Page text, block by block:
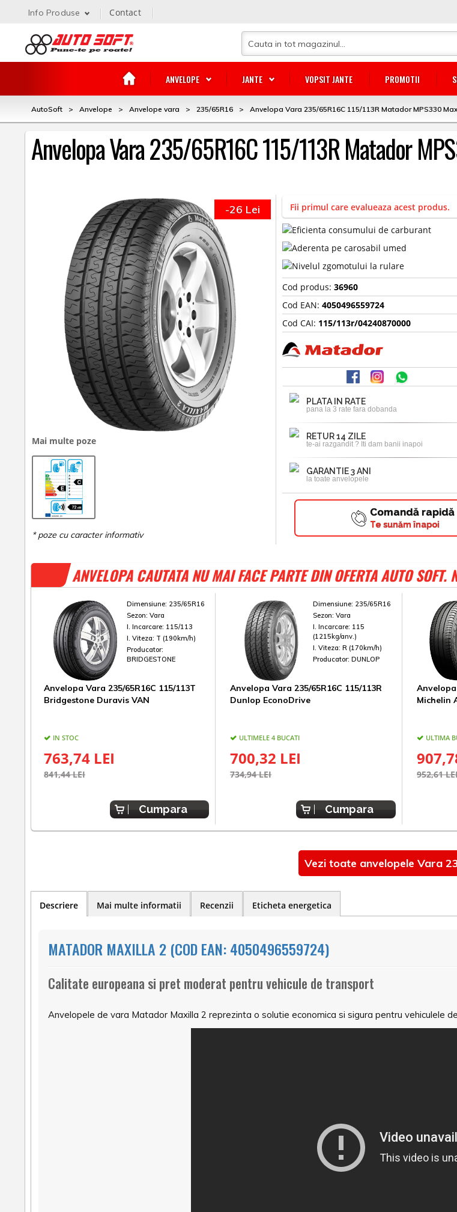
ANVELOPE JANTE VOPSIT JANTE PROMOTII
Info Produse Contact
AutoSoft > Anvelope > Anvelope vara > 235/65R16 > Anvelopa Vara 235/65R16C 115/113R Matador MPS330
Anvelopa Vara 235/65R16C 115/113R Matador
Mai multe poze
-26 Lei Fii primul care evalueaza acest produs.
Cod produs:36960
Cod EAN:4050496559724
Cod CAI: 115/113r/04240870000
PLATA IN RATE
pana la 3 rate fara dobanda
RETUR 14 ZILE
te-ai razgandit ? Iti dam banii inapoi
GARANTIE 3 ANI
la toate anvelopele
Comandă rapidă
Te sunăm înapoi
ANVELOPA CAUTATA NU MAI FACE PARTE DIN OFERTA AUTO
Dimensiune: 235/65R16
Sezon: Vara
I. Incarcare: 115/113
I. Viteza: T (190km/h)
Producator:
BRIDGESTONE
Anvelopa Vara 235/65R16C 115/113T
Bridgestone Duravis VAN
IN STOC
763,74 LEI
841,44 LEI
Cumpara
Dimensiune: 235/65R16
Sezon: Vara
I. Incarcare: 115
(1215kg/anv.)
I. Viteza: R (170km/h)
Producator: DUNLOP
Anvelopa Vara 235/65R16C 115/113R
Dunlop EconoDrive
ULTIMELE 4 BUCATI
700,32 LEI
734,94 LEI
Cumpara
Anvelopa
Michelin
ULTIMA
952,61
Vezi toate anvelopele Vara
Descriere Mai multe informatii Recenzii Eticheta energetica
MATADOR MAXILLA 2 (COD EAN: 4050496559724)
Calitate europeana si pret moderat pentru vehicule de transport
Anvelopele de vara Matador Maxilla 2 reprezinta o solutie economica si sigura pentru vehiculele